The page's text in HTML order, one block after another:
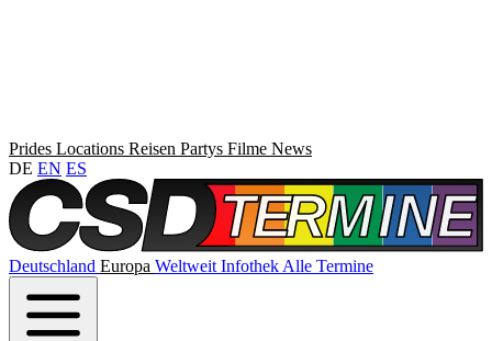
Prides Locations Reisen Partys Filme News
DE EN ES
Deutschland Europa Weltweit Infothek Alle Termine